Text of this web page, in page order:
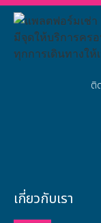
ติ
เกี่ยวกับเรา